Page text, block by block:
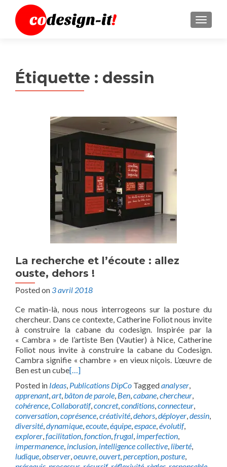
MENU
Étiquette : dessin
La recherche et l’écoute : allez
ouste, dehors !
Posted on 3 avril 2018
Ce matin-là, nous nous interrogeons sur la posture du
chercheur. Dans ce contexte, Catherine Foliot nous invite
à construire la cabane du codesign. Inspirée par la
« Cambra » de l’artiste Ben (Vautier) à Nice, Catherine
Foliot nous invite à construire la cabane du Codesign.
Cambra signifie « chambre » en vieux niçois. L’œuvre de
Ben est un cube[…]
Posted in Ideas, Publications DipCo Taggedanalyser,
apprenant,art,bâton de parole, Ben,cabane,chercheur,
cohérence,Collaboratif,concret,conditions,connecteur,
conversation,coprésence,créativité,dehors,déployer,dessin,
diversité,dynamique,ecoute,équipe,espace,évolutif,
explorer,facilitation,fonction,frugal, imperfection,
impermanence, inclusion, intelligence collective, liberté,
ludique,observer,oeuvre,ouvert,perception,posture,